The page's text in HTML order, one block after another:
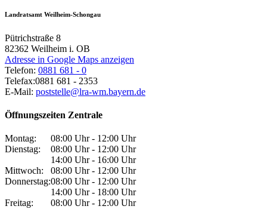
Landratsamt Weilheim-Schongau
Pütrichstraße 8
82362 Weilheim i. OB
Adresse in Google Maps anzeigen
Telefon: 0881 681 - 0
Telefax:0881 681 - 2353
E-Mail: poststelle@lra-wm.bayern.de
Öffnungszeiten Zentrale
Montag:
08:00 Uhr - 12:00 Uhr
Dienstag:
08:00 Uhr - 12:00 Uhr
14:00 Uhr - 16:00 Uhr
Mittwoch:
08:00 Uhr - 12:00 Uhr
Donnerstag:08:00 Uhr - 12:00 Uhr
14:00 Uhr - 18:00 Uhr
Freitag:
08:00 Uhr - 12:00 Uhr